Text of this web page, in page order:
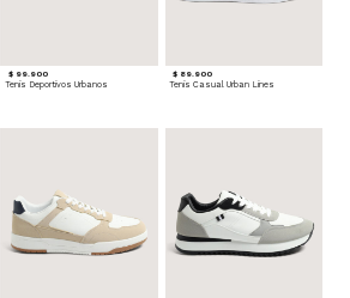
$ 99.900
Tenis Deportivos Urbanos
$ 89.900
Tenis Casual Urban Lines